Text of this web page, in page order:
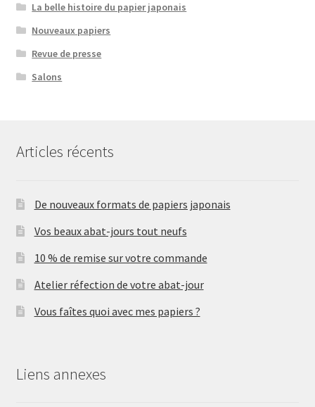
La belle histoire du papier japonais
Nouveaux papiers
Revue de presse
Salons
Articles récents
De nouveaux formats de papiers japonais
Vos beaux abat-jours tout neufs
10 % de remise sur votre commande
Atelier réfection de votre abat-jour
Vous faîtes quoi avec mes papiers ?
Liens annexes